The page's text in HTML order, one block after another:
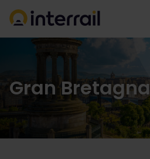
Gran Bretagna